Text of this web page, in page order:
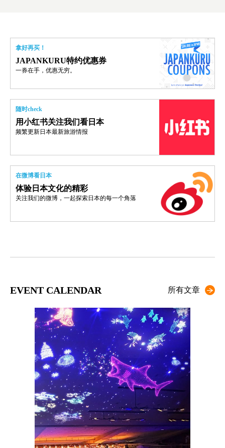
拿好再买！
JAPANKURU特约优惠券
一券在手，优惠无穷。
随时check
用小红书关注我们看日本
频繁更新日本最新旅游情报
在微博看日本
体验日本文化的精彩
关注我们的微博，一起探索日本的每一个角落
EVENT CALENDAR 所有文章